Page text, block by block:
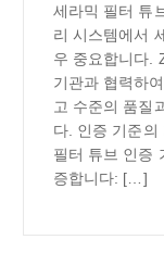
세라믹 필터 튜
리 시스템에서
우 중요합니다.
기관과 협력하
고 수준의 품질
다. 인증 기준의
필터 튜브 인증
증합니다: […]